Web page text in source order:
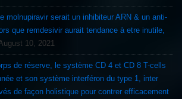
molnupiravir serait un inhibiteur ARN & un anti-
que remdesivir aurait tendance à etre inutile,
10, 2021
et son système interféron du type 1, inter
de façon holistique pour contrer efficacement